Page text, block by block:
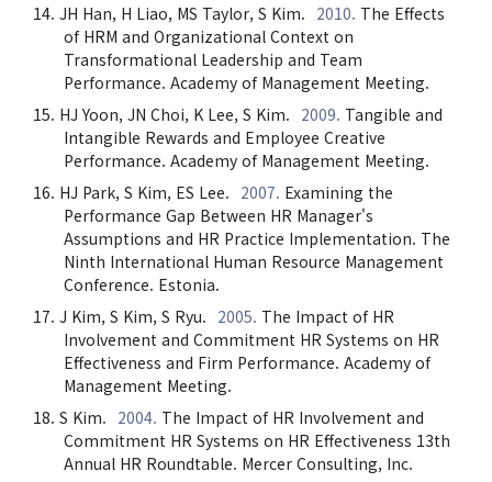
JH Han, H Liao, MS Taylor, S Kim. 2010. The Effects
of HRM and Organizational Context on
Transformational Leadership and Team
Performance. Academy of Management Meeting.
HJ Yoon, JN Choi, K Lee, S Kim. 2009. Tangible and
Intangible Rewards and Employee Creative
Performance. Academy of Management Meeting.
HJ Park, S Kim, ES Lee. 2007. Examining the
Performance Gap Between HR Manager's
Assumptions and HR Practice Implementation. The
Ninth International Human Resource Management
Conference. Estonia.
J Kim, S Kim, S Ryu. 2005. The Impact of HR
Involvement and Commitment HR Systems on HR
Effectiveness and Firm Performance. Academy of
Management Meeting.
S Kim. 2004. The Impact of HR Involvement and
Commitment HR Systems on HR Effectiveness 13th
Annual HR Roundtable. Mercer Consulting, Inc.